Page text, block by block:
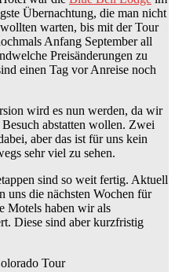
Übernachtung, die man nicht
warten, bis mit der Tour
Anfang September all
Preisänderungen zu
einen Tag vor Anreise noch
wird es nun werden, da wir
abstatten wollen. Zwei
aber das ist für uns kein
sehr viel zu sehen.
sind so weit fertig. Aktuell
uns die nächsten Wochen für
Motels haben wir als
Diese sind aber kurzfristig